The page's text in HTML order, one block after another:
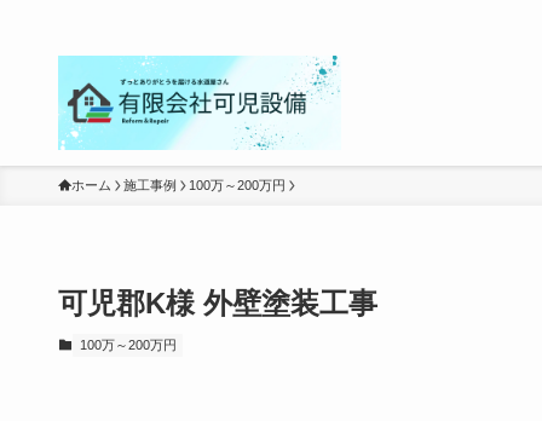
ホーム 施工事例 100万～200万円
可児郡K様 外壁塗装工事
100万～200万円